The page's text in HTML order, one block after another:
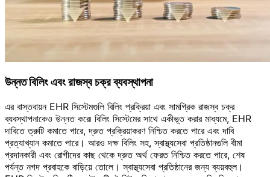
উন্নত বিলিং এবং রাজস্ব চক্র ব্যবস্থাপনা
এর বাস্তবায়ন EHR সিস্টেমগুলি বিলিং প্রক্রিয়া এবং সামগ্রিক রাজস্ব চক্র
ব্যবস্থাপনাকেও উন্নত করে৷ বিলিং সিস্টেমের সাথে একীভূত করার মাধ্যমে, EHR
দাবিতে ত্রুটি কমাতে পারে, দ্রুত প্রক্রিয়াকরণ নিশ্চিত করতে পারে এবং দাবি
প্রত্যাখ্যান কমাতে পারে। আরও দক্ষ বিলিং সহ, স্বাস্থ্যসেবা প্রতিষ্ঠানগুলি বীমা
প্রদানকারী এবং রোগীদের কাছ থেকে দ্রুত অর্থ ফেরত নিশ্চিত করতে পারে, শেষ
পর্যন্ত নগদ প্রবাহকে বাড়িয়ে তোলে। স্বাস্থ্যসেবা প্রতিষ্ঠানের জন্য ব্যয়বহুল।